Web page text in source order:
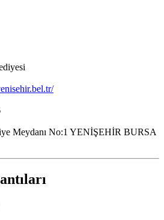
Meydanı No:1 YENİŞEHİR BURSA